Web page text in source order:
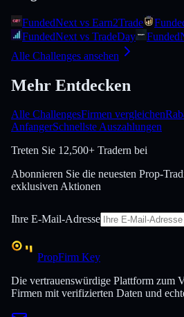
FundedNext vs Earn2Trade
FundedNext vs TradeDay
Alle Challenges ansehen
Mehr Entdecken
Alle ChallengesFirmen vergleichen
AnfangerSchnellste Auszahlungen
Treten Sie 12,500+ Tradern bei
Abonnieren Sie die neuesten Prop-
exklusiven Aktionen
Ihre E-Mail-Adresse
PropFirm Key
Die vertrauenswürdige Plattform zum
Firmen mit verifizierten Daten und